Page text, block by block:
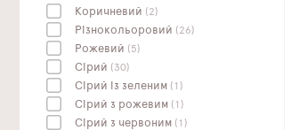
Коричневий (2)
Різнокольоровий (26)
Рожевий (5)
Сірий (30)
Сірий із зеленим (1)
Сірий з рожевим (1)
Сірий з червоним (1)